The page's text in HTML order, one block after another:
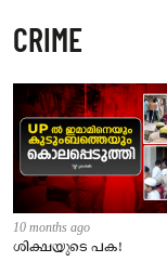
CRIME
10 months ago
ശിക്ഷയുടെ പക!